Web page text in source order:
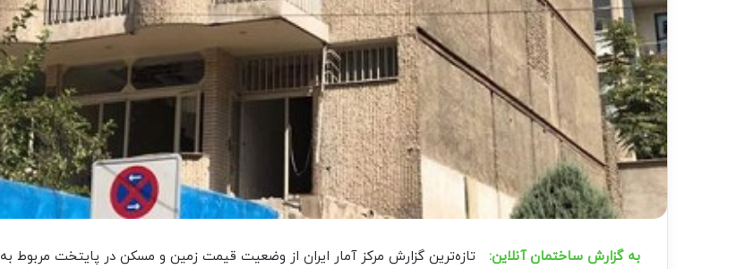
به گزارش ساختمان آنلاین:
تازه‌‌‌ترین گزارش مرکز آمار ایران از وضعیت قیمت زمین و مسکن در پایتخت مربوط به